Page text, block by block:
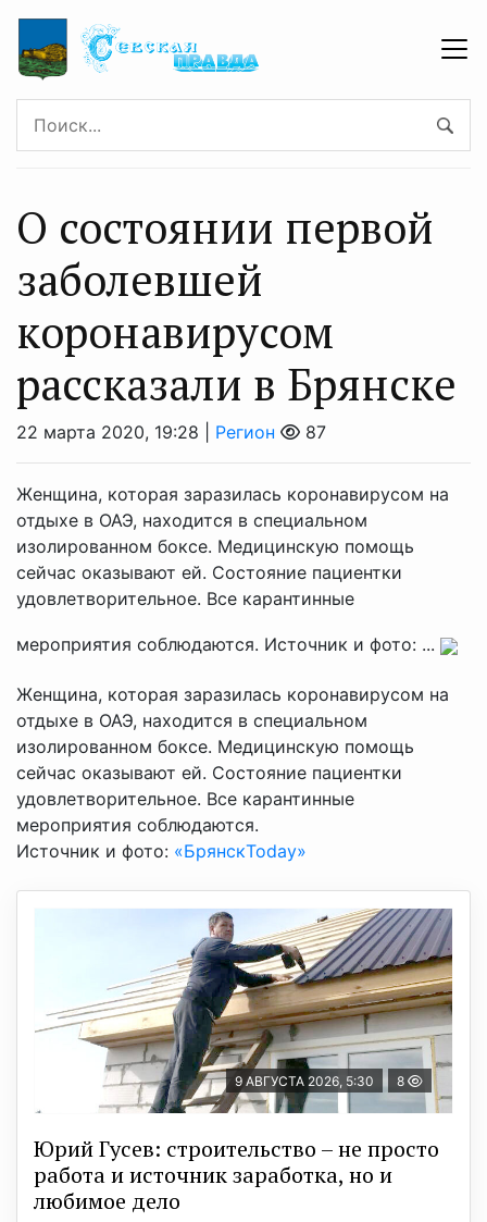
О состоянии первой
заболевшей
коронавирусом
рассказали в Брянске
22 марта 2020, 19:28 | Регион 87
Женщина, которая заразилась коронавирусом на
отдыхе в ОАЭ, находится в специальном
изолированном боксе. Медицинскую помощь
сейчас оказывают ей. Состояние пациентки
удовлетворительное. Все карантинные
мероприятия соблюдаются. Источник и фото: ...
Женщина, которая заразилась коронавирусом на
отдыхе в ОАЭ, находится в специальном
изолированном боксе. Медицинскую помощь
сейчас оказывают ей. Состояние пациентки
удовлетворительное. Все карантинные
мероприятия соблюдаются.
Источник и фото: «БрянскToday»
9 АВГУСТА 2026, 5:30 8
Юрий Гусев: строительство – не просто
работа и источник заработка, но и
любимое дело